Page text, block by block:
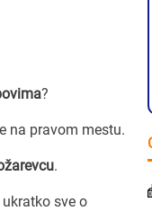
?
na pravom mestu.
.
ukratko sve o